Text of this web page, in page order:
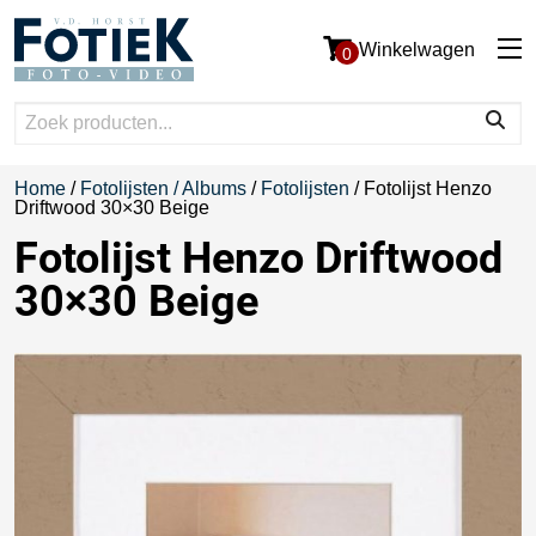
0 Winkelwagen
Home / Fotolijsten / Albums / Fotolijsten / Fotolijst Henzo
Driftwood 30×30 Beige
Fotolijst Henzo Driftwood
30×30 Beige